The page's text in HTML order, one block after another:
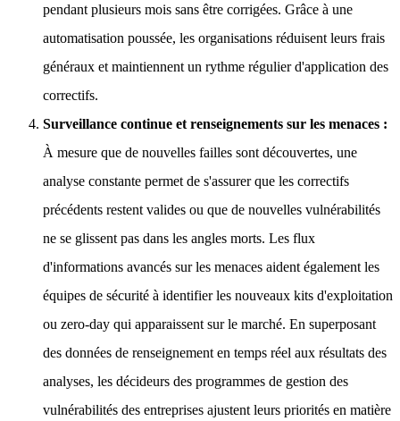
pendant plusieurs mois sans être corrigées. Grâce à une
automatisation poussée, les organisations réduisent leurs frais
généraux et maintiennent un rythme régulier d'application des
correctifs.
Surveillance continue et renseignements sur les menaces :
À mesure que de nouvelles failles sont découvertes, une
analyse constante permet de s'assurer que les correctifs
précédents restent valides ou que de nouvelles vulnérabilités
ne se glissent pas dans les angles morts. Les flux
d'informations avancés sur les menaces aident également les
équipes de sécurité à identifier les nouveaux kits d'exploitation
ou zero-day qui apparaissent sur le marché. En superposant
des données de renseignement en temps réel aux résultats des
analyses, les décideurs des programmes de gestion des
vulnérabilités des entreprises ajustent leurs priorités en matière